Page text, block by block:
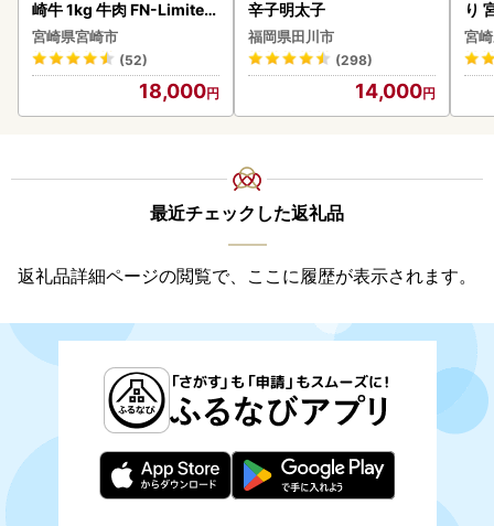
崎牛 1kg 牛肉 FN-Limited
-VO
宮崎県宮崎市
(52)
18,000
辛子明太子
福岡県田川市
(298)
14,000
り
宮
最近チェックした返礼品
返礼品詳細ページの閲覧で、ここに履歴が表示されます。